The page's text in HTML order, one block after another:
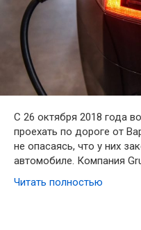
С 26 октября 2018 года
проехать по дороге от
не опасаясь, что у них
автомобиле. Компания
Читать полностью